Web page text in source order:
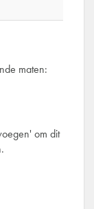
maten:
om dit